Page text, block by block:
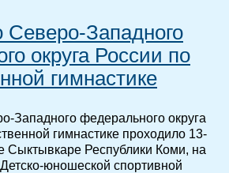
Северо-Западного
округа России по
гимнастике
Западного федерального округа
гимнастике проходило 13-
Сыктывкаре Республики Коми, на
юношеской спортивной